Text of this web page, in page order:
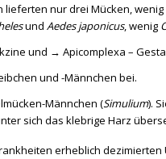
nur drei Mücken,
und Aedes japonicus, wenig
und → Apicomplexa –
und -Männchen bei.
Männchen (Simulium).
sich das klebrige Harz
erheblich